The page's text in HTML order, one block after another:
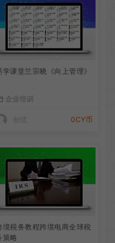
学课堂兰宗晓《向上管理》
企业培训
0CY币
境税务教程跨境电商全球税
策略